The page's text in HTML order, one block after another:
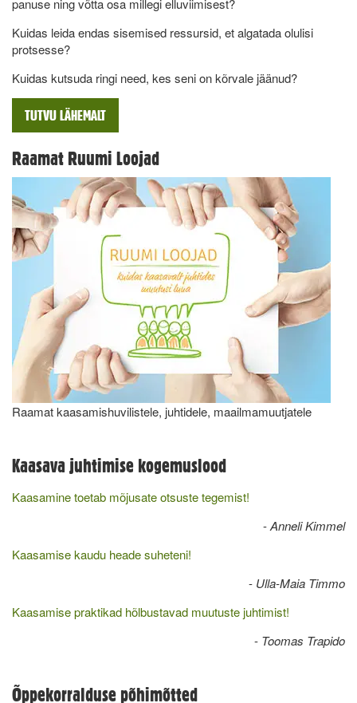
panuse ning võtta osa millegi elluviimisest?
Kuidas leida endas sisemised ressursid, et algatada olulisi
protsesse?
Kuidas kutsuda ringi need, kes seni on kõrvale jäänud?
TUTVU LÄHEMALT
Raamat Ruumi Loojad
Raamat kaasamishuvilistele, juhtidele, maailmamuutjatele
Kaasava juhtimise kogemuslood
Kaasamine toetab mõjusate otsuste tegemist!
-Anneli Kimmel
Kaasamise kaudu heade suheteni!
- Ulla-Maia Timmo
Kaasamise praktikad hõlbustavad muutuste juhtimist!
- Toomas Trapido
Õppekorralduse põhimõtted